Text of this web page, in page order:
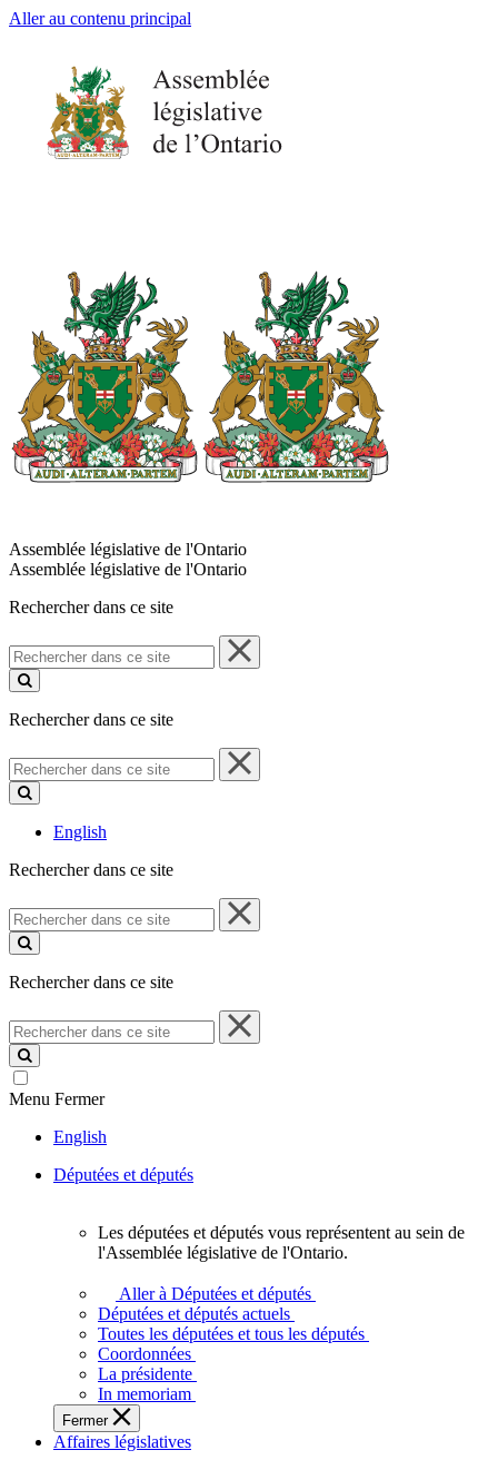
Aller au contenu principal
Assemblée législative de l'Ontario
Assemblée législative de l'Ontario
Rechercher dans ce site
Rechercher
dans
ce
Rechercher dans ce site
Rechercher
dans
ce
English
Rechercher dans ce site
Rechercher
dans
ce
Rechercher dans ce site
Rechercher
dans
ce
site
Menu Fermer
English
Députées et députés
députés
vous
représentent
sein
de
l'Assemblée
législative
Les députées et députés vous représentent au sein de
l'Assemblée législative de l'Ontario.
Aller à Députées et députés
Députées et députés actuels
Toutes les députées et tous les députés
Coordonnées
La présidente
In memoriam
Fermer
Affaires législatives